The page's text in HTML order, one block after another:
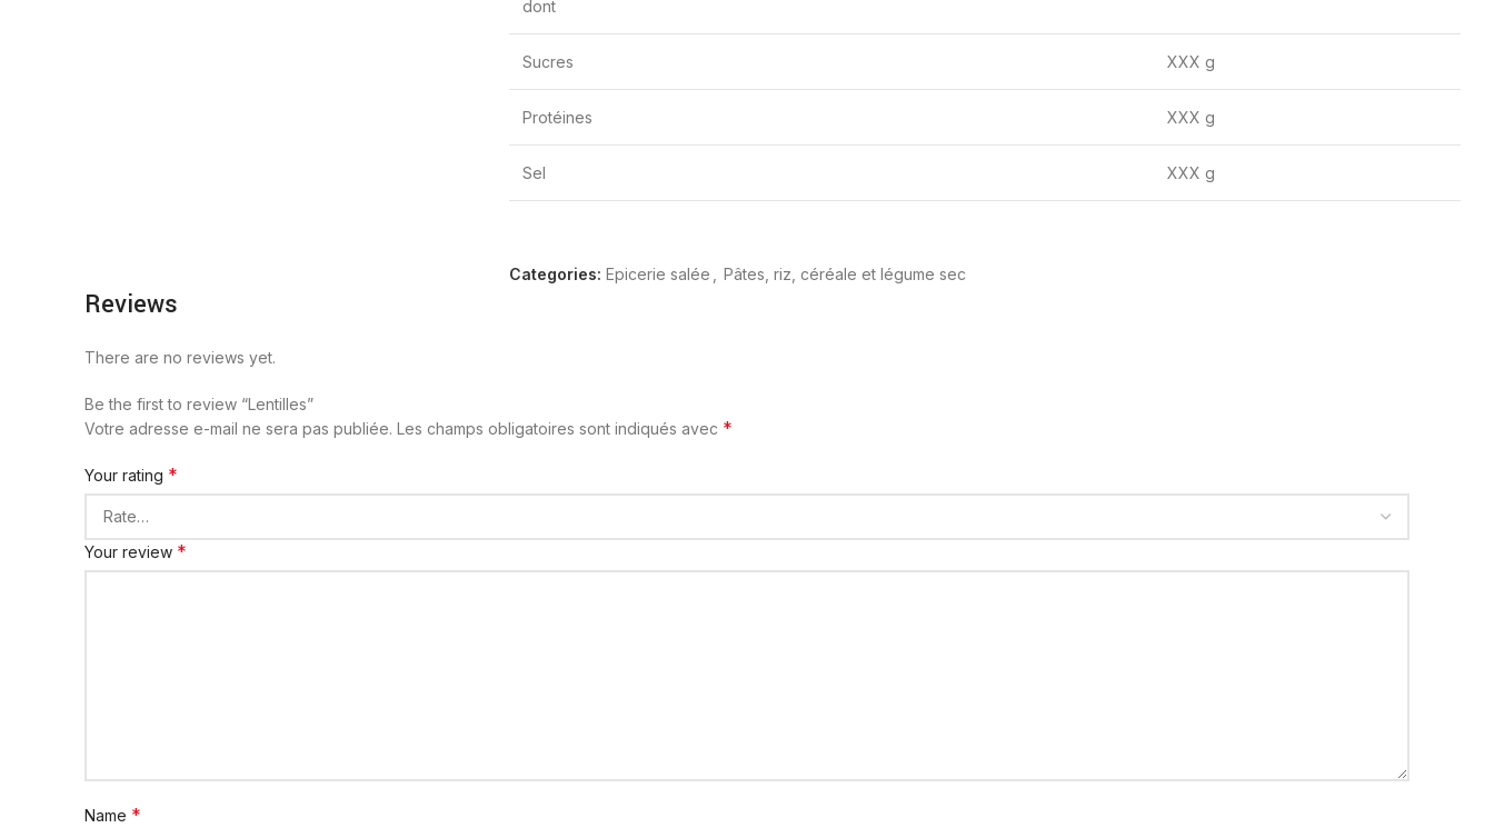
dont
Sucres XXX g
Protéines XXX g
Sel XXX g
Categories: Epicerie salée Pâtes, riz, céréale et légume sec
Reviews
There are no reviews yet.
Be the first to review “Lentilles”
Votre adresse e-mail ne sera pas publiée. Les champs obligatoires sont indiqués avec *
Your rating *
Your review *
Name *